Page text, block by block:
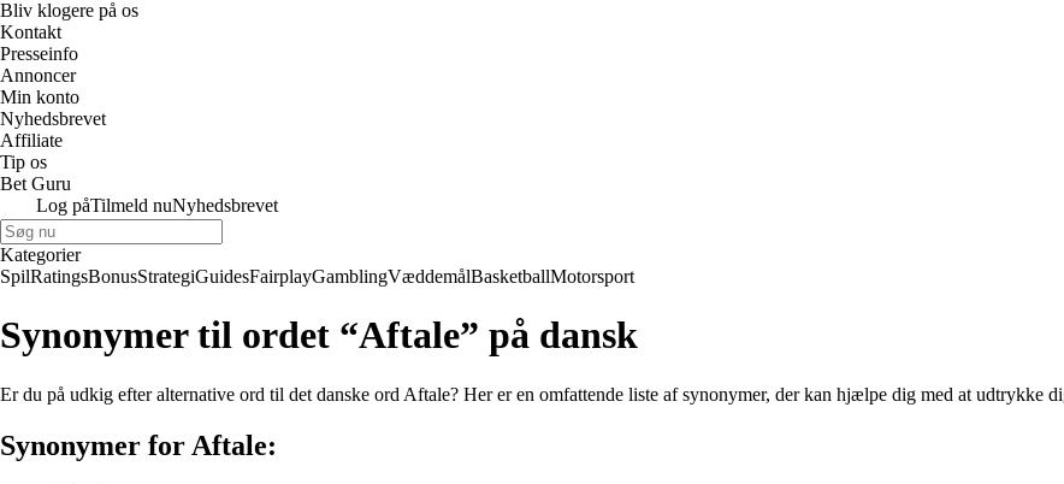
Bliv klogere på os
Kontakt
Presseinfo
Annoncer
Min konto
Nyhedsbrevet
Affiliate
Tip os
Bet Guru
Log påTilmeld nuNyhedsbrevet
Kategorier
SpilRatingsBonusStrategiGuidesFairplayGamblingVæddemålBasketballMotorsport
Synonymer til ordet “Aftale” på dansk
Er du på udkig efter alternative ord til det danske ord Aftale? Her er en omfattende liste af synonymer, der kan hjælpe dig med at udtrykke
Synonymer for Aftale: